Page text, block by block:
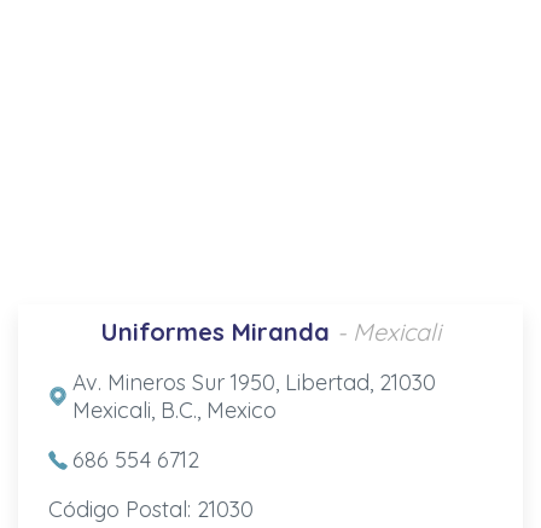
Uniformes Miranda - Mexicali
Av. Mineros Sur 1950, Libertad, 21030
Mexicali, B.C., Mexico
686 554 6712
Código Postal: 21030